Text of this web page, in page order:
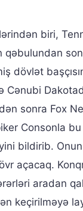
biri,
dövlət
sonra Fox
Consonla
bildirib.
açacaq.
aradan
keçirilməyə